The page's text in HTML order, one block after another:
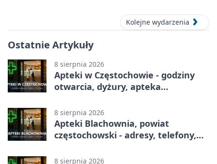
Kolejne wydarzenia
Ostatnie Artykuły
8 sierpnia 2026
Apteki w Częstochowie - godziny
otwarcia, dyżury, apteka
8 sierpnia 2026
Apteki Blachownia, powiat
częstochowski - adresy, telefony,
8 sierpnia 2026